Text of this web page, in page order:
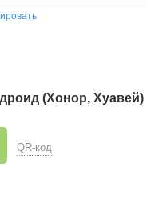
(Хонор, Хуавей)
QR-код